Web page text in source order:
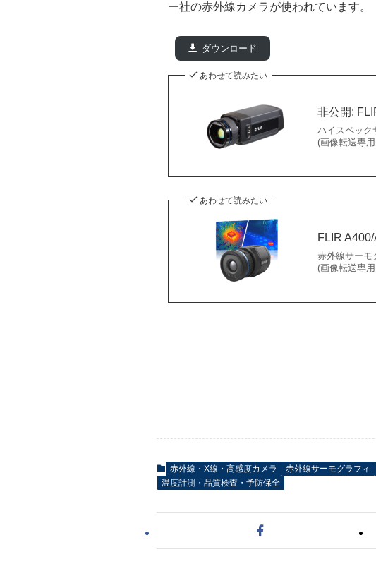
ー社の赤外線カメラが使われています。
ダウンロード
あわせて読みたい
非公開:
ハイスペック
(画像転送専
あわせて読みたい
FLIR
赤外線サーモ
(画像転送専
赤外線・X線・高感度カメラ 赤外線サーモグラフィ
温度計測・品質検査・予防保全